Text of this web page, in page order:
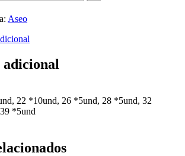
Aseo
22 *10und, 26 *5und, 28 *5und, 32
*5und